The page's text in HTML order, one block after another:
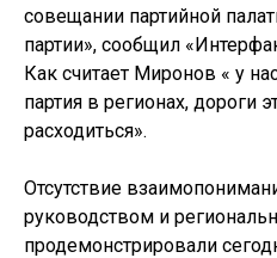
совещании партийной
партии», сообщил
Как считает Миронов « у
партия в регионах, дороги
расходиться».
Отсутствие
руководством и
продемонстрировали